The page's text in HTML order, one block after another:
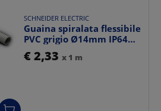
SCHNEIDER ELECTRIC
Guaina spiralata flessibile
PVC grigio Ø14mm IP64
resistente fuoc...
€ 2,33 x 1 m